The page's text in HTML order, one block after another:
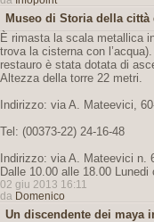
Museo di Storia della città
È rimasta la scala metallica
trova la cisterna con
restauro è stata dotata di
Altezza della torre 22 metri.
Indirizzo: via A. Mateevici,
Tel: (00373-22) 24-16-48
Indirizzo: via A. Mateevici n.
Dalle 10.00 alle 18.00 Lunedi
02 giu 2013 16:11
da Domenico
Un discendente dei maya